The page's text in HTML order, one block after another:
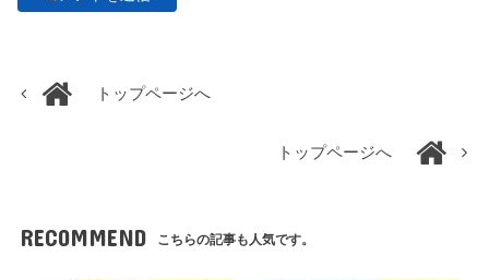
トップページへ
トップページへ
RECOMMEND こちらの記事も人気です。